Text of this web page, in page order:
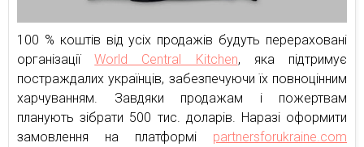
100 % коштів від усіх продажів будуть перераховані
організаціїWorld Central Kitchen, яка підтримує
постраждалих українців, забезпечуючи їх повноцінним
харчуванням. Завдяки продажам і пожертвам
планують зібрати 500 тис. доларів. Наразі оформити
замовлення на платформі partnersforukraine.com